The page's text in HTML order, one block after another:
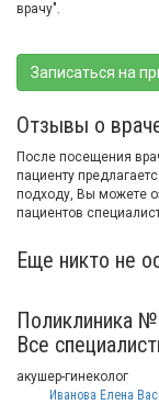
врачу".
Записаться на
Отзывы о
После посещения
пациенту
подходу, Вы можете
пациентов
Еще никто не
Поликлиника
Все
акушер-гинеколог
Иванова Елена